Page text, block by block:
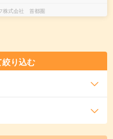
株式会社 首都圏
り込む